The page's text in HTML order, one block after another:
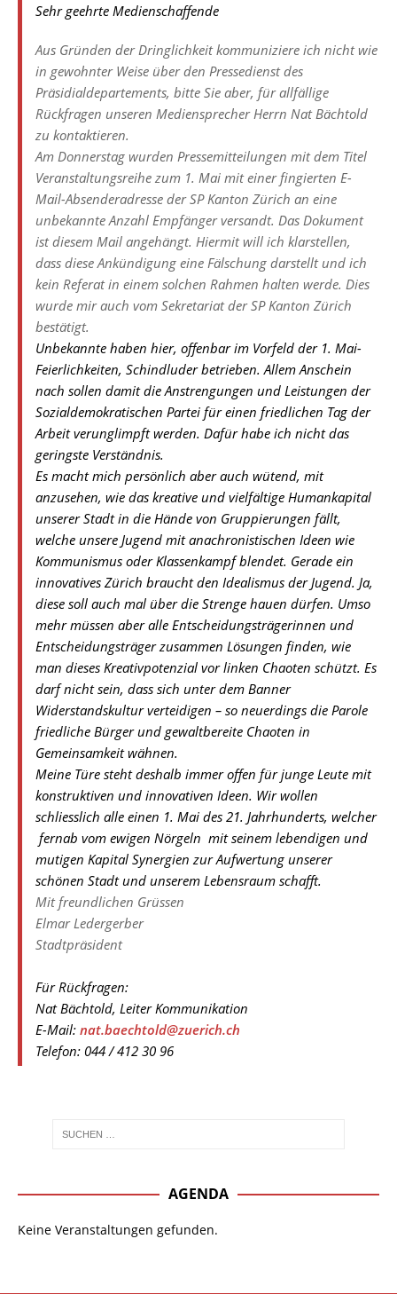
Sehr geehrte Medienschaffende
Aus Gründen der Dringlichkeit kommuniziere ich nicht wie
in gewohnter Weise über den Pressedienst des
Präsidialdepartements, bitte Sie aber, für allfällige
Rückfragen unseren Mediensprecher Herrn Nat Bächtold
zu kontaktieren.
Am Donnerstag wurden Pressemitteilungen mit dem Titel
Veranstaltungsreihe zum 1. Mai mit einer fingierten E-
Mail-Absenderadresse der SP Kanton Zürich an eine
unbekannte Anzahl Empfänger versandt. Das Dokument
ist diesem Mail angehängt. Hiermit will ich klarstellen,
dass diese Ankündigung eine Fälschung darstellt und ich
kein Referat in einem solchen Rahmen halten werde. Dies
wurde mir auch vom Sekretariat der SP Kanton Zürich
bestätigt.
Unbekannte haben hier, offenbar im Vorfeld der 1. Mai-
Feierlichkeiten, Schindluder betrieben. Allem Anschein
nach sollen damit die Anstrengungen und Leistungen der
Sozialdemokratischen Partei für einen friedlichen Tag der
Arbeit verunglimpft werden. Dafür habe ich nicht das
geringste Verständnis.
Es macht mich persönlich aber auch wütend, mit
anzusehen, wie das kreative und vielfältige Humankapital
unserer Stadt in die Hände von Gruppierungen fällt,
welche unsere Jugend mit anachronistischen Ideen wie
Kommunismus oder Klassenkampf blendet. Gerade ein
innovatives Zürich braucht den Idealismus der Jugend. Ja,
diese soll auch mal über die Strenge hauen dürfen. Umso
mehr müssen aber alle Entscheidungsträgerinnen und
Entscheidungsträger zusammen Lösungen finden, wie
man dieses Kreativpotenzial vor linken Chaoten schützt. Es
darf nicht sein, dass sich unter dem Banner
Widerstandskultur verteidigen – so neuerdings die Parole 
friedliche Bürger und gewaltbereite Chaoten in
Gemeinsamkeit wähnen.
Meine Türe steht deshalb immer offen für junge Leute mit
konstruktiven und innovativen Ideen. Wir wollen
schliesslich alle einen 1. Mai des 21. Jahrhunderts, welcher
 fernab vom ewigen Nörgeln  mit seinem lebendigen und
mutigen Kapital Synergien zur Aufwertung unserer
schönen Stadt und unserem Lebensraum schafft.
Mit freundlichen Grüssen
Elmar Ledergerber
Stadtpräsident
Für Rückfragen:
Nat Bächtold, Leiter Kommunikation
E-Mail: nat.baechtold@zuerich.ch
Telefon: 044 / 412 30 96
AGENDA
Keine Veranstaltungen gefunden.